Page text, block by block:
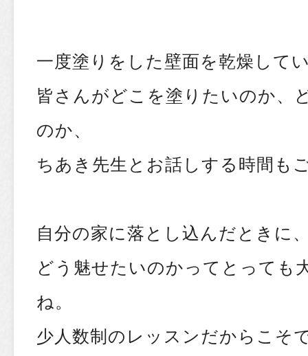
一度塗りをした壁面を乾燥して
皆さんがどこを塗りたいのか、
のか、
ちあき先生とお話しする時間も
自分の家に落とし込んだときに
どう魅せたいのかってとっても
ね。
少人数制のレッスンだからこそ